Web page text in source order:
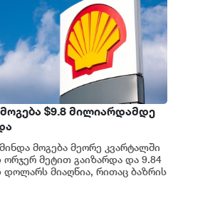
მოგება $9.8 მილიარდამდე
მოგება მეორე კვარტალში
მეტით გაიზარდა და 9.84
მიაღწია, რითაც ბაზრის